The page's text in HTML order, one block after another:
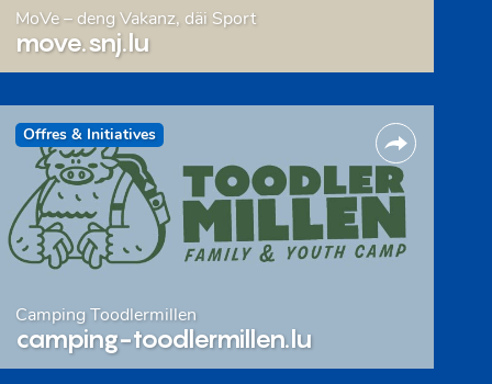
MoVe – deng Vakanz, däi Sport
move.snj.lu
Offres & Initiatives
Camping Toodlermillen
camping-toodlermillen.lu